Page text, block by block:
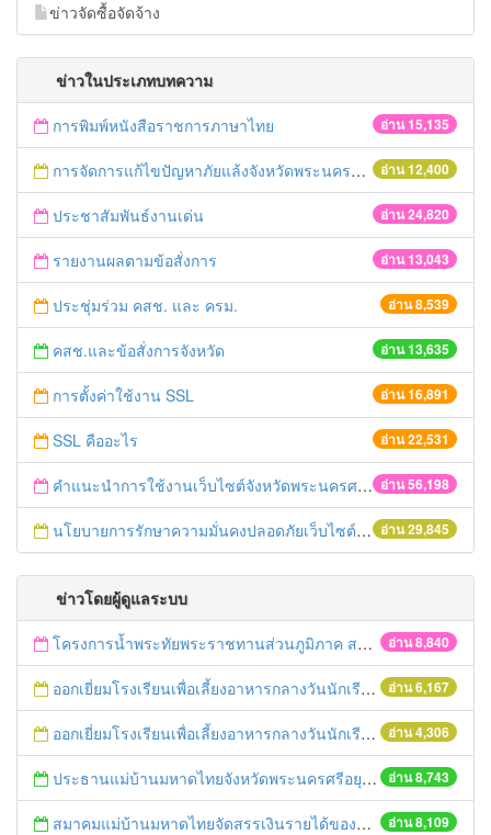
ข่าวจัดซื้อจัดจ้าง
ข่าวในประเภทบทความ
อ่าน 15,135
การพิมพ์หนังสือราชการภาษาไทย
อ่าน 12,400
การจัดการแก้ไขปัญหาภัยแล้งจังหวัดพระนครศรีอยุธยา
อ่าน 24,820
ประชาสัมพันธ์งานเด่น
อ่าน 13,043
รายงานผลตามข้อสั่งการ
อ่าน 8,539
ประชุ่มร่วม คสช. และ ครม.
อ่าน 13,635
คสช.และข้อสั่งการจังหวัด
อ่าน 16,891
การตั้งค่าใช้งาน SSL
อ่าน 22,531
SSL คืออะไร
อ่าน 56,198
คำแนะนำการใช้งานเว็บไซต์จังหวัดพระนครศรีอยุธยา
อ่าน 29,845
นโยบายการรักษาความมั่นคงปลอดภัยเว็บไซต์ของจังหวัดพระนครศรีอยุธยา
ข่าวโดยผู้ดูแลระบบ
อ่าน 8,840
โครงการน้ำพระทัยพระราชทานส่วนภูมิภาค สภาสังคมสงเคราะห์แห่งประเทศไทย ในพระบรมราชูปถัมภ์ ประจำปี 2559
อ่าน 6,167
ออกเยี่ยมโรงเรียนเพื่อเลี้ยงอาหารกลางวันนักเรียนโรงเรียนที่อยู่ห่างไกลในพื้นที่ จ.พระนครศรีอยุธยา (โรงเรียนวัดลำตะเคียน)
อ่าน 4,306
ออกเยี่ยมโรงเรียนเพื่อเลี้ยงอาหารกลางวันนักเรียนโรงเรียนที่อยู่ห่างไกลในพื้นที่ จ.พระนครศรีอยุธยา (โรงเรียนวัดสนามทอง)
อ่าน 8,743
ประธานแม่บ้านมหาดไทยจังหวัดพระนครศรีอยุธยา และคณะฯ ออกเยี่ยมเยาวชนที่ได้รับทุนจากมูลนิธิร่วมจิตต์น้อมเกล้าฯ ปีการศึกษา 2558
อ่าน 8,109
สมาคมแม่บ้านมหาดไทยจัดสรรเงินรายได้ของสมาคมฯมอบทุนการศึกษา ประจำปี 2559